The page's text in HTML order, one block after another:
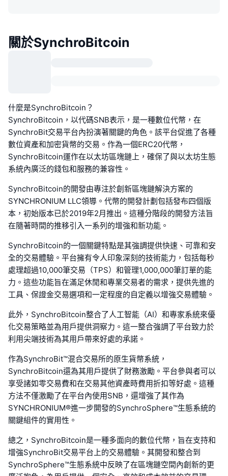
關於SynchroBitcoin
什麼是SynchroBitcoin？
SynchroBitcoin，以代碼SNB表示，是一種數位代幣，在
SynchroBit交易平台內扮演著關鍵的角色。該平台促進了各種
數位資產和加密貨幣的交易。作為一個ERC20代幣，
SynchroBitcoin運作在以太坊區塊鏈上，確保了與以太坊生態
系統內廣泛的錢包和服務的兼容性。
SynchroBitcoin的開發由專注於創新區塊鏈解決方案的
SYNCHRONIUM LLC領導。代幣的開發計劃包括發布四個版
本，初始版本已於2019年2月推出。這種分階段的開發方法旨
在隨著時間的推移引入一系列的增強和新功能。
SynchroBitcoin的一個關鍵特點是其強調提供快速、可靠和安
全的交易體驗。平台擁有令人印象深刻的技術能力，包括每秒
處理超過10,000筆交易（TPS）和管理1,000,000筆訂單的能
力。這些功能旨在滿足休閒和專業交易者的需求，提供先進的
工具、保證金交易選項和一定程度的自定義以增強交易體驗。
此外，SynchroBitcoin整合了人工智能（AI）和專家系統來優
化交易策略並為用戶提供洞察力。這一整合強調了平台致力於
利用尖端技術為其用戶帶來好處的承諾。
作為SynchroBit™混合交易所的原生貨幣系統，
SynchroBitcoin還為其用戶提供了財務激勵。平台參與者可以
享受諸如零交易費和在交易其他資產時費用折扣等好處。這種
方法不僅激勵了在平台內使用SNB，還增強了其作為
SYNCHRONIUM®進一步開發的SynchroSphere™生態系統的
關鍵組件的實用性。
總之，SynchroBitcoin是一種多面向的數位代幣，旨在支持和
增強SynchroBit交易平台上的交易體驗。其開發和整合到
SynchroSphere™生態系統中反映了在區塊鏈空間內創新的更